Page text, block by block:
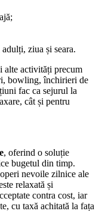
ziua și seara.
alte activități precum
bowling, închirieri de
fac ca sejurul la
cât și pentru
, oferind o soluție
bugetul din timp.
nevoile zilnice ale
relaxată și
contra cost, iar
cu taxă achitată la fața